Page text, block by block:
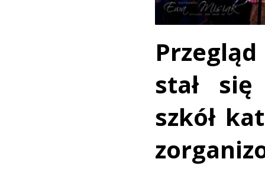
stał
szkół